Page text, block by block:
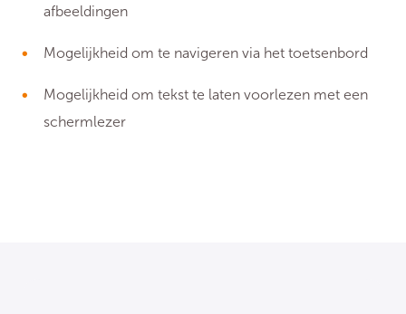
afbeeldingen
Mogelijkheid om te navigeren via het toetsenbord
Mogelijkheid om tekst te laten voorlezen met een
schermlezer